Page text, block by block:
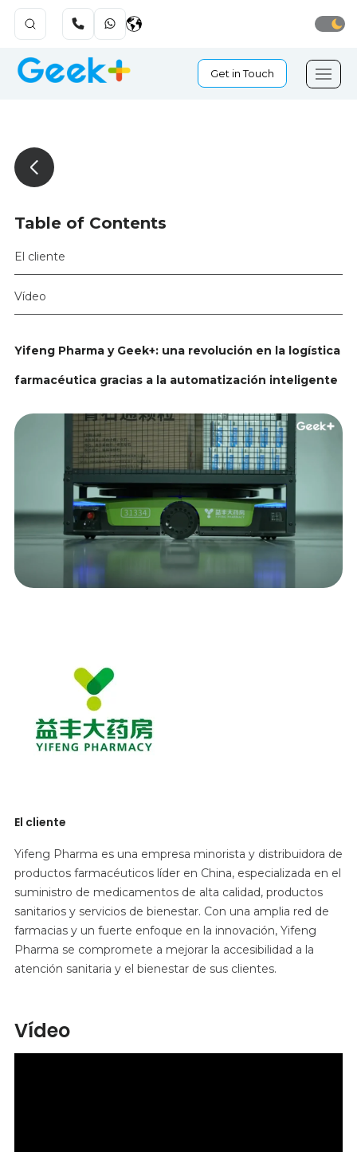
Get in Touch
Table of Contents
El cliente
Vídeo
Yifeng Pharma y Geek+: una revolución en la logística
farmacéutica gracias a la automatización inteligente
El cliente
Yifeng Pharma es una empresa minorista y distribuidora de
productos farmacéuticos líder en China, especializada en el
suministro de medicamentos de alta calidad, productos
sanitarios y servicios de bienestar. Con una amplia red de
farmacias y un fuerte enfoque en la innovación, Yifeng
Pharma se compromete a mejorar la accesibilidad a la
atención sanitaria y el bienestar de sus clientes.
Vídeo